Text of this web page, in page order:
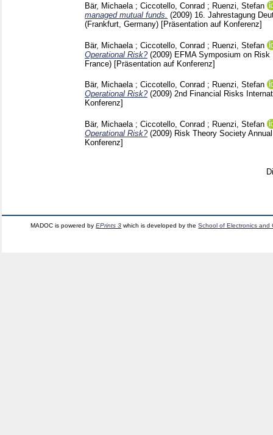
Bär, Michaela ; Ciccotello, Conrad ; Ruenzi, Stefan
managed mutual funds. (2009) 16. Jahrestagung
(Frankfurt, Germany) [Präsentation auf Konferenz]
Bär, Michaela ; Ciccotello, Conrad ; Ruenzi, Stefan
Operational Risk? (2009) EFMA Symposium on
France) [Präsentation auf Konferenz]
Bär, Michaela; Ciccotello, Conrad ; Ruenzi, Stefan
Operational Risk? (2009) 2nd Financial Risks
Konferenz]
Bär, Michaela; Ciccotello, Conrad ; Ruenzi, Stefan
Operational Risk? (2009) Risk Theory Society
Konferenz]
MADOC is powered byEPrints 3 which is developed by theSchool of Electronics and